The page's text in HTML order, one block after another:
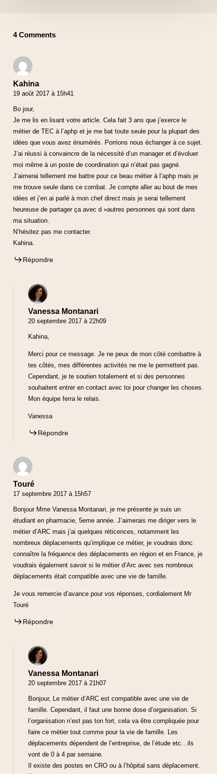
4 Comments
Kahina
19 août 2017 à 15h41
Bo jour,
Je me lis en lisant votre article. Cela fait 3 ans que j’exerce le
métier de TEC à l’aphp et je me bat toute seule pour la plupart des
idées que vous avez énumérés. Porrions nous échanger à ce sujet.
J’ai réussi à convaincre de la nécessité d’un manager et d’évoluer
moi même à un poste de coordination qui n’était pas gagné.
J’aimerai tellement me battre pour ce beau métier à l’aphp mais je
me trouve seule dans ce combat. Je compte aller au bout de mes
idées et j’en ai parlé à mon chef direct mais je serai tellement
heureuse de partager ça avec d »autres personnes qui sont dans
ma situation.
N’hésitez pas me contacter.
Kahina.
Répondre
Vanessa Montanari
20 septembre 2017 à 22h09
Kahina,
Merci pour ce message. Je ne peux de mon côté combattre à
tes côtés, mes différentes activités ne me le permettent pas.
Cependant, je te soutien totalement et si des personnes
souhaitent entrer en contact avec toi pour changer les choses.
Mon équipe ferra le relais.
Vanessa
Répondre
Touré
17 septembre 2017 à 15h57
Bonjour Mme Vanessa Montanari, je me présente je suis un
étudiant en pharmacie, 5eme année. J’aimerais me diriger vers le
métier d’ARC mais j’ai quelques réticences, notamment les
nombreux déplacements qu’implique ce métier, je voudrais donc
connaître la fréquence des déplacements en région et en France, je
voudrais également savoir si le métier d’Arc avec ses nombreux
déplacements était compatible avec une vie de famille.
Je vous remercie d’avance pour vos réponses, cordialement Mr
Touré
Répondre
Vanessa Montanari
20 septembre 2017 à 21h07
Bonjour, Le métier d’ARC est compatible avec une vie de
famille. Cependant, il faut une bonne dose d’organisation. Si
l’organisation n’est pas ton fort, cela va être compliquée pour
faire ce métier tout comme pour la vie de famille. Les
déplacements dépendent de l’entreprise, de l’étude etc…ils
vont de 0 à 4 par semaine.
Il existe des postes en CRO ou à l’hôpital sans déplacement.